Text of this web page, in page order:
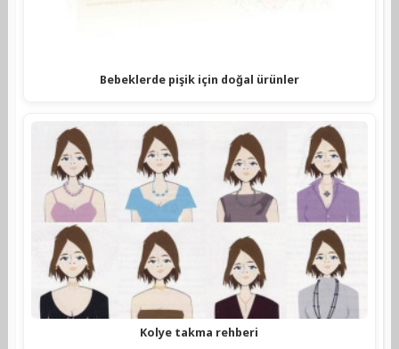
Bebeklerde pişik için doğal ürünler
Kolye takma rehberi